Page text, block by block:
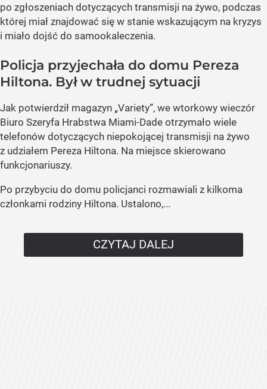
po zgłoszeniach dotyczących transmisji na żywo, podczas
której miał znajdować się w stanie wskazującym na kryzys
i miało dojść do samookaleczenia.
Policja przyjechała do domu Pereza
Hiltona. Był w trudnej sytuacji
Jak potwierdził magazyn „Variety”, we wtorkowy wieczór
Biuro Szeryfa Hrabstwa Miami-Dade otrzymało wiele
telefonów dotyczących niepokojącej transmisji na żywo
z udziałem Pereza Hiltona. Na miejsce skierowano
funkcjonariuszy.
Po przybyciu do domu policjanci rozmawiali z kilkoma
członkami rodziny Hiltona. Ustalono,...
CZYTAJ DALEJ